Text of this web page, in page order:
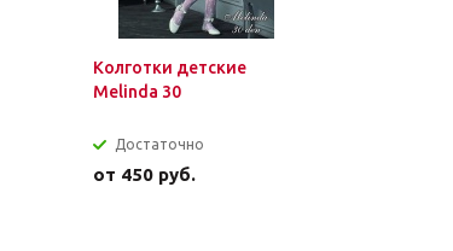
Колготки детские
Melinda 30
Достаточно
от 450 руб.